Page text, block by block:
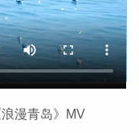
漫青岛》MV